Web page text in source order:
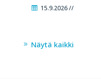
15.9.2026 //
Näytä kaikki